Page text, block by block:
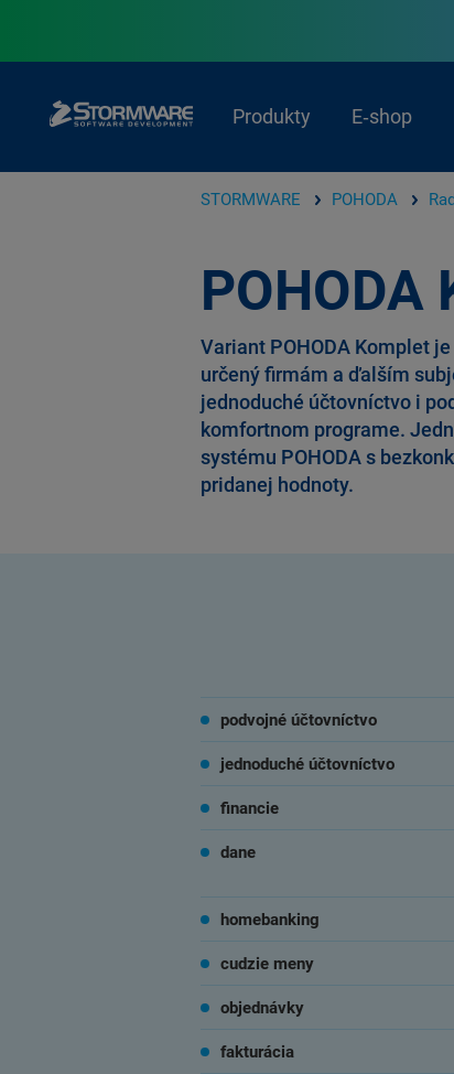
Produkty E‑shop
STORMWARE POHODA
POHODA
Variant POHODA Komplet
určený firmám a ďalším
jednoduché účtovníctvo i
komfortnom programe.
systému POHODA s
pridanej hodnoty.
podvojné účtovníctvo
jednoduché účtovníctvo
financie
dane
homebanking
cudzie meny
objednávky
fakturácia